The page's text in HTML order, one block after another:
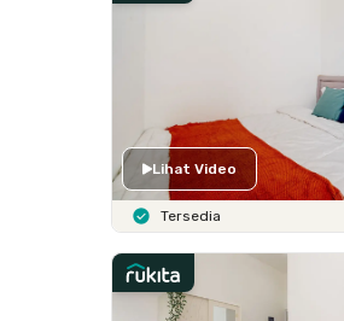
Lihat Video
Tersedia